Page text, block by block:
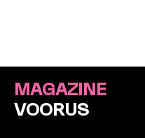
MAGAZINE
VOORUS